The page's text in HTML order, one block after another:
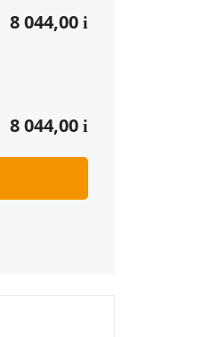
8 044,00 i
8 044,00 i